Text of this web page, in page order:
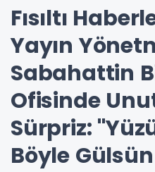
Fısıltı
Yayın
Sabahattin
Ofisinde
Sürpriz:
Böyle